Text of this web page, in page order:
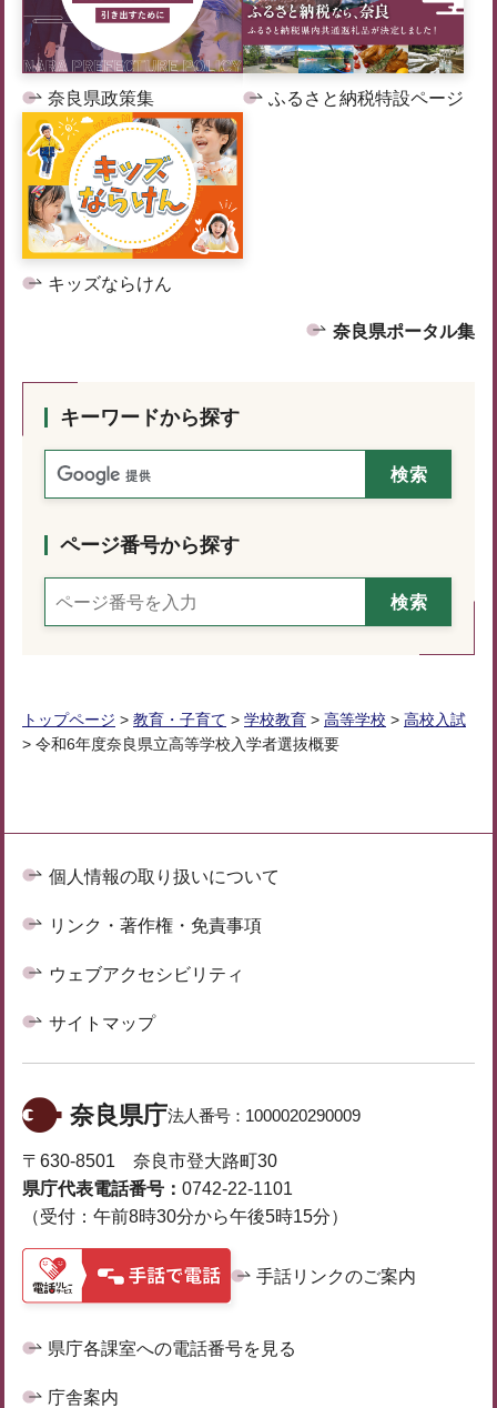
奈良県政策集 ふるさと納税特設ページ
キッズならけん
奈良県ポータル集
キーワードから探す
ページ番号から探す
トップページ > 教育・子育て > 学校教育 > 高等学校 > 高校入試
> 令和6年度奈良県立高等学校入学者選抜概要
個人情報の取り扱いについて
リンク・著作権・免責事項
ウェブアクセシビリティ
サイトマップ
奈良県庁法人番号： 1000020290009
〒630-8501 奈良市登大路町30
県庁代表電話番号： 0742-22-1101
（受付：午前8時30分から午後5時15分）
手話リンクのご案内
県庁各課室への電話番号を見る
庁舎案内